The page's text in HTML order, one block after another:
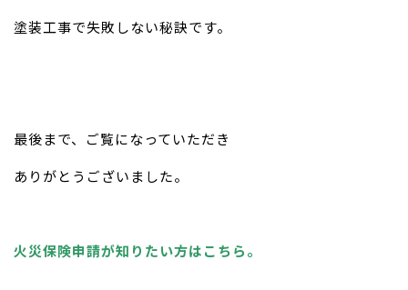
塗装工事で失敗しない秘訣です。
最後まで、ご覧になっていただき
ありがとうございました。
火災保険申請が知りたい方はこちら。